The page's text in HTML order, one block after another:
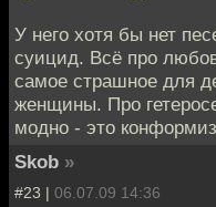
У него хотя бы нет
суицид. Всё про
самое страшное для
женщины. Про
модно - это
Skob »
#23 | 06.07.09 14:36